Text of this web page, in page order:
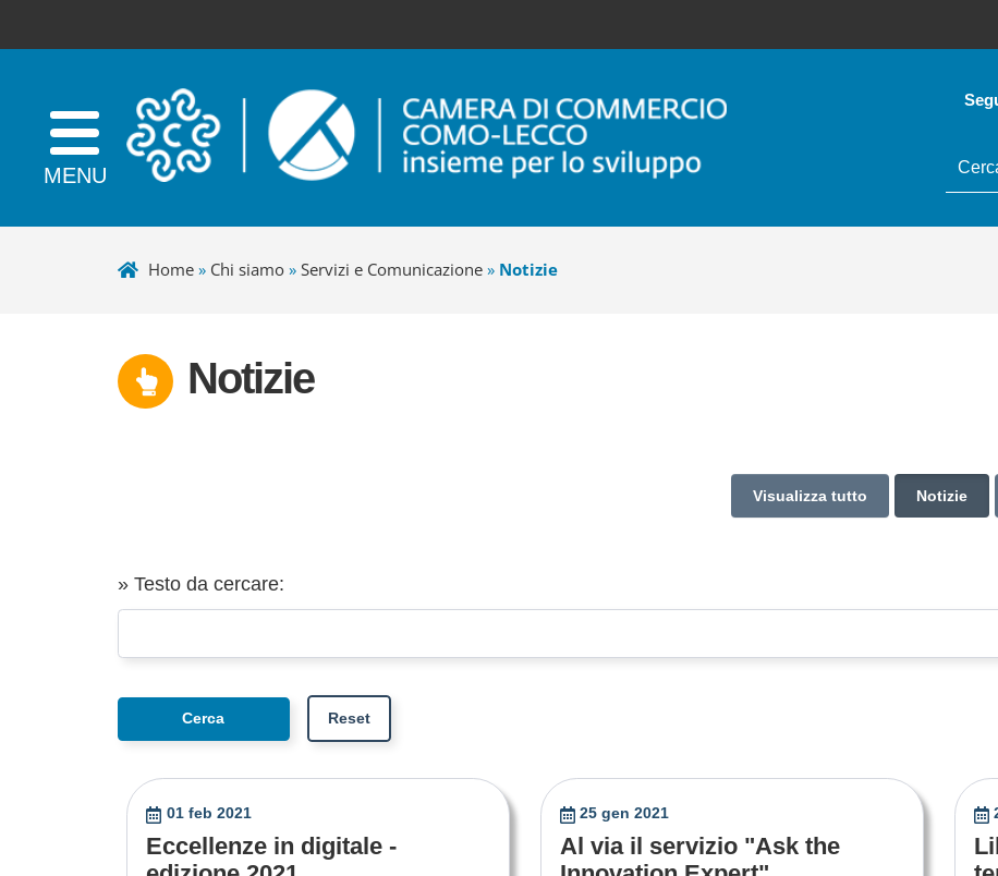
testo
da
Home» Chi siamo» Servizi e Comunicazione» Notizie
Notizie
Visualizza tutto Notizie
» Testo da cercare:
01 feb 2021
Eccellenze in digitale -
25 gen 2021
Al via il servizio "Ask the